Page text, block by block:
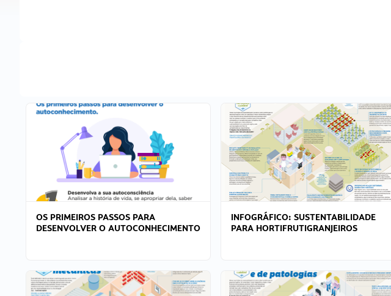
OS PRIMEIROS PASSOS PARA
DESENVOLVER O AUTOCONHECIMENTO
INFOGRÁFICO: SUSTENTABILIDADE
PARA HORTIFRUTIGRANJEIROS